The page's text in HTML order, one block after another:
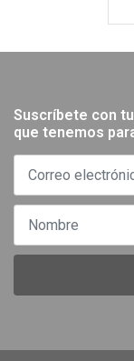
Suscríbete con
que tenemos